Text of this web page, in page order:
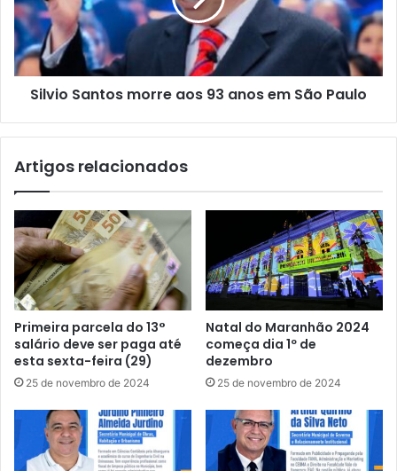
le
s
e
m
e
s
o
b
r
e
f
a
e
n
o
S
a
n
o
e
a
o
s
9
a
s
e
Silvio Santos morre aos 93 anos em São Paulo
Artigos relacionados
Primeira parcela do 13°
salário deve ser paga até
esta sexta-feira (29)
25 de novembro de 2024
Natal do Maranhão 2024
começa dia 1º de
dezembro
25 de novembro de 2024